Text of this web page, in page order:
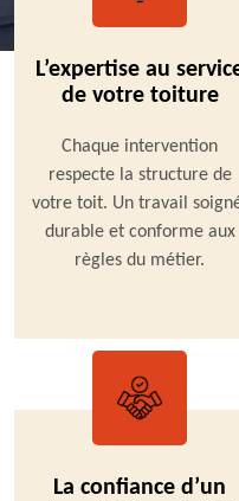
L’expertise au
de votre toiture
Chaque intervention
respecte la structure de
votre toit. Un travail
durable et conforme aux
règles du métier.
La confiance d’un